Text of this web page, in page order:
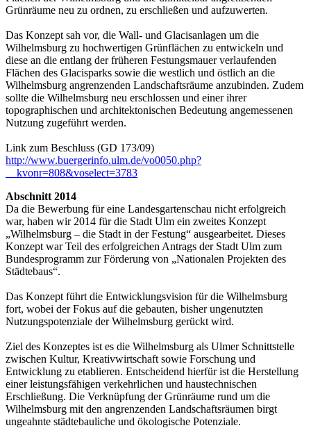
Grünräume neu zu ordnen, zu erschließen und aufzuwerten.
Das Konzept sah vor, die Wall- und Glacisanlagen um die
Wilhelmsburg zu hochwertigen Grünflächen zu entwickeln und
diese an die entlang der früheren Festungsmauer verlaufenden
Flächen des Glacisparks sowie die westlich und östlich an die
Wilhelmsburg angrenzenden Landschaftsräume anzubinden. Zudem
sollte die Wilhelmsburg neu erschlossen und einer ihrer
topographischen und architektonischen Bedeutung angemessenen
Nutzung zugeführt werden.
Link zum Beschluss (GD 173/09)
http://www.buergerinfo.ulm.de/vo0050.php?
__kvonr=808&voselect=3783
Abschnitt 2014
Da die Bewerbung für eine Landesgartenschau nicht erfolgreich
war, haben wir 2014 für die Stadt Ulm ein zweites Konzept
„Wilhelmsburg – die Stadt in der Festung“ ausgearbeitet. Dieses
Konzept war Teil des erfolgreichen Antrags der Stadt Ulm zum
Bundesprogramm zur Förderung von „Nationalen Projekten des
Städtebaus“.
Das Konzept führt die Entwicklungsvision für die Wilhelmsburg
fort, wobei der Fokus auf die gebauten, bisher ungenutzten
Nutzungspotenziale der Wilhelmsburg gerückt wird.
Ziel des Konzeptes ist es die Wilhelmsburg als Ulmer Schnittstelle
zwischen Kultur, Kreativwirtschaft sowie Forschung und
Entwicklung zu etablieren. Entscheidend hierfür ist die Herstellung
einer leistungsfähigen verkehrlichen und haustechnischen
Erschließung. Die Verknüpfung der Grünräume rund um die
Wilhelmsburg mit den angrenzenden Landschaftsräumen birgt
ungeahnte städtebauliche und ökologische Potenziale.